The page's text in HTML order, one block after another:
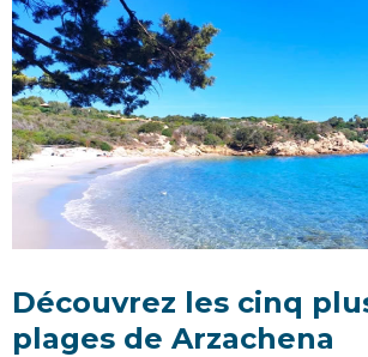
Découvrez les cinq
plages de Arzachena